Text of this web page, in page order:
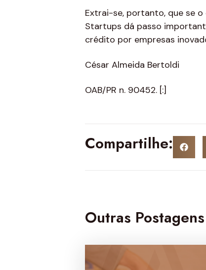
Extrai-se, portanto, que se
Startups dá passo
crédito por empresas
César Almeida Bertoldi
OAB/PR n. 90452. [:]
Compartilhe:
Outras Postagens